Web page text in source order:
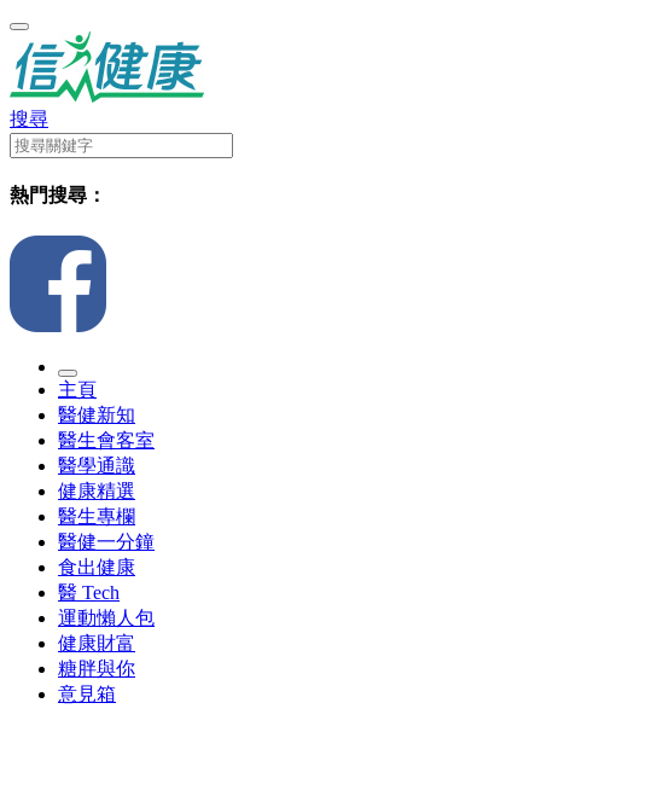
搜尋
熱門搜尋：
主頁
醫健新知
醫生會客室
醫學通識
健康精選
醫生專欄
醫健一分鐘
食出健康
醫 Tech
運動懶人包
健康財富
糖胖與你
意見箱